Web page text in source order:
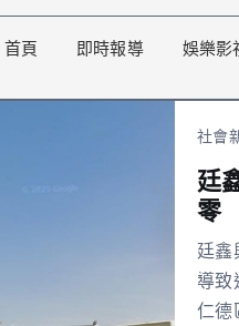
首頁 即時報導 娛樂影
社會
廷
零
廷鑫
導致
仁德